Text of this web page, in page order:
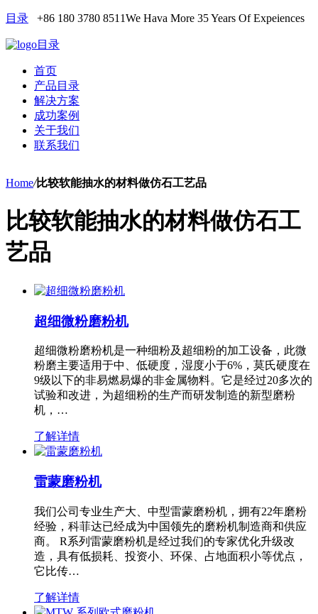
目录 +86 180 3780 8511We Hava More 35 Years Of Expeiences
目录
首页
产品目录
解决方案
成功案例
关于我们
联系我们
Home/比较软能抽水的材料做仿石工艺品
比较软能抽水的材料做仿石工
艺品
超细微粉磨粉机
超细微粉磨粉机是一种细粉及超细粉的加工设备，此微
粉磨主要适用于中、低硬度，湿度小于6%，莫氏硬度在
9级以下的非易燃易爆的非金属物料。它是经过20多次的
试验和改进，为超细粉的生产而研发制造的新型磨粉
机，…
了解详情
雷蒙磨粉机
我们公司专业生产大、中型雷蒙磨粉机，拥有22年磨粉
经验，科菲达已经成为中国领先的磨粉机制造商和供应
商。 R系列雷蒙磨粉机是经过我们的专家优化升级改
造，具有低损耗、投资小、环保、占地面积小等优点，
它比传…
了解详情